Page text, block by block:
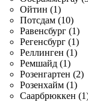
Ойтин (1)
Потсдам (10)
Равенсбург (1)
Регенсбург (1)
Реллинген (1)
Ремшайд (1)
Розенгартен (2)
Розенхайм (1)
Саарбрюккен